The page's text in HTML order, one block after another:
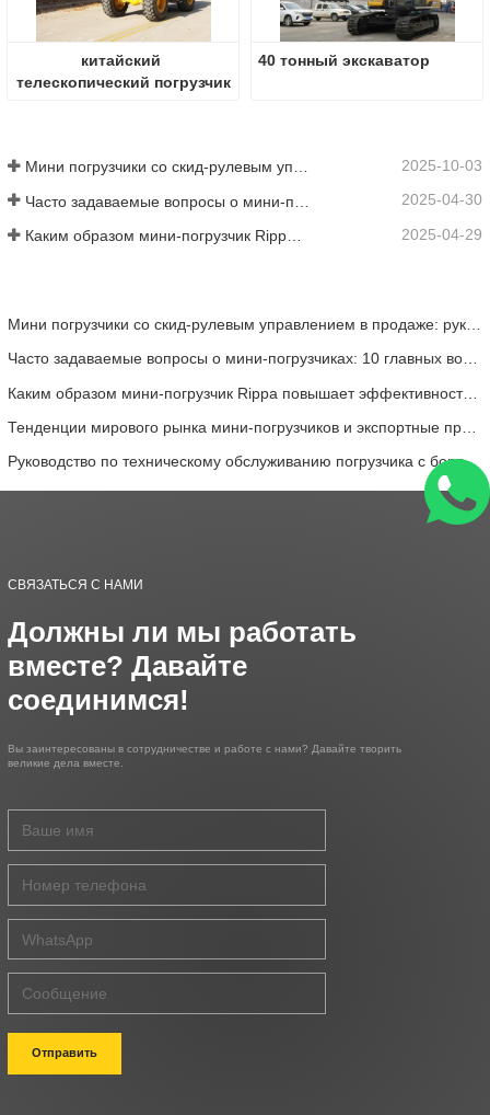
китайский
телескопический погрузчик
40 тонный экскаватор
Мини погрузчики со скид-рулевым управлением в продаже: руководство для покупателей 2025-10-03
2025-04-30
2025-04-29
Часто задаваемые вопросы о мини-погрузчиках: 10 главных вопросов, которые больше всего беспокоят пользователей Rippa
Каким образом мини-погрузчик Rippa повышает эффективность работы фермы?
Руководство по техническому обслуживанию погрузчика с бортовым поворотом Rippa: основные шаги для продления срока службы оборудования
СВЯЗАТЬСЯ С НАМИ
Должны ли мы работать
вместе? Давайте
соединимся!
Вы заинтересованы в сотрудничестве и работе с нами? Давайте творить
великие дела вместе.
Отправить